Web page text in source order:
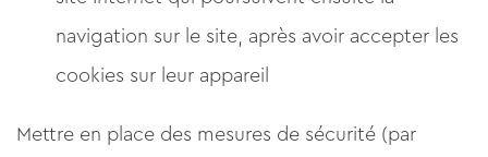
navigation sur le site, après avoir accepter les
cookies sur leur appareil
Mettre en place des mesures de sécurité (par